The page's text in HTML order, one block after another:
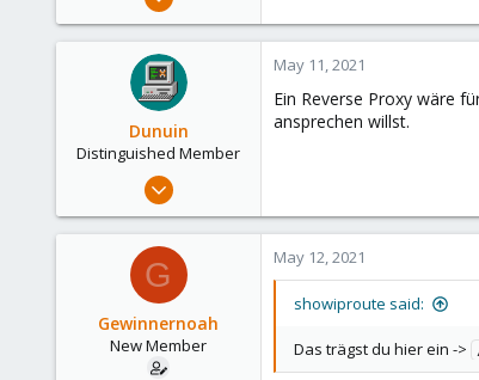
49
Dunuin
Distinguished Member
Jun 30, 2020
4,874
Germany
May 11, 2021
Ein Reverse Proxy wäre
ansprechen willst.
G
Gewinnernoah
New Member
May 12, 2021
showiproute said:
Das trägst du hier ein ->